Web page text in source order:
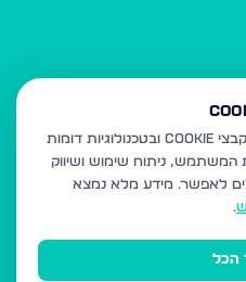
אתר רשות היחיד עושה שימוש בקבצי Cookie ובטכנולוגיות דומות
המשתמש, ניתוח שימוש ושיווק
לאפשר. מידע מלא נמצא
.
הכל